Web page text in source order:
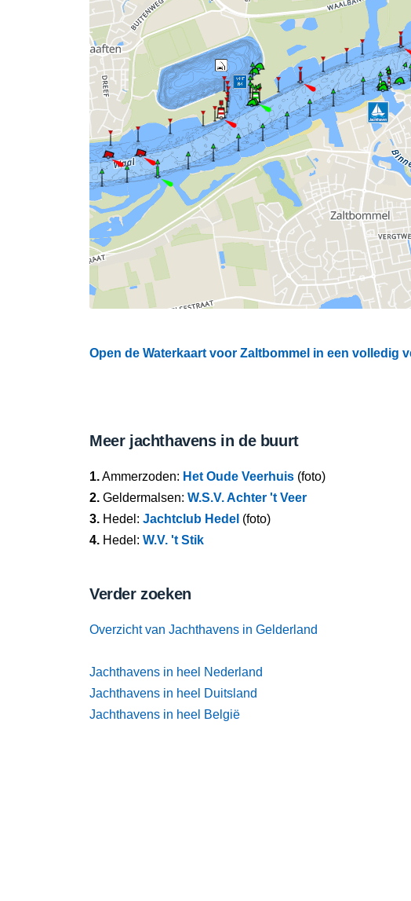
Open de Waterkaart voor Zaltbommel in een volledig
Meer jachthavens in de buurt
1.Ammerzoden: Het Oude Veerhuis (foto)
2. Geldermalsen: W.S.V. Achter 't Veer
3. Hedel: Jachtclub Hedel (foto)
4. Hedel: W.V. 't Stik
Verder zoeken
Overzicht van Jachthavens in Gelderland
Jachthavens in heel Nederland
Jachthavens in heel Duitsland
Jachthavens in heel België